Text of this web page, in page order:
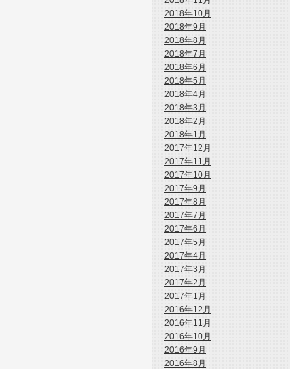
2018年10月
2018年9月
2018年8月
2018年7月
2018年6月
2018年5月
2018年4月
2018年3月
2018年2月
2018年1月
2017年12月
2017年11月
2017年10月
2017年9月
2017年8月
2017年7月
2017年6月
2017年5月
2017年4月
2017年3月
2017年2月
2017年1月
2016年12月
2016年11月
2016年10月
2016年9月
2016年8月